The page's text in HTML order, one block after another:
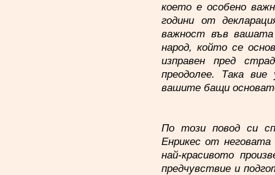
което е особено
години от
важност във
народ, който се
изправен пред
преодолее. Така
вашите бащи
По този повод си
Енрикес от неговата
най-красивото
предчувствие и